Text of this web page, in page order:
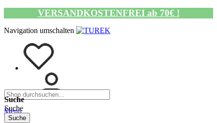
VERSANDKOSTENFREI ab 70€ !
Navigation umschalten
Suche
Suche
Suche
Menü